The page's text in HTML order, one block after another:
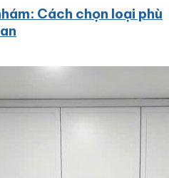
Cách chọn loại phù